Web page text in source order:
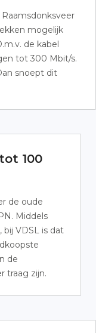
mogelijk
de kabel
tot 300 Mbit/s.
snoept dit
100
de oude
Middels
bij VDSL is dat
de
traag zijn.